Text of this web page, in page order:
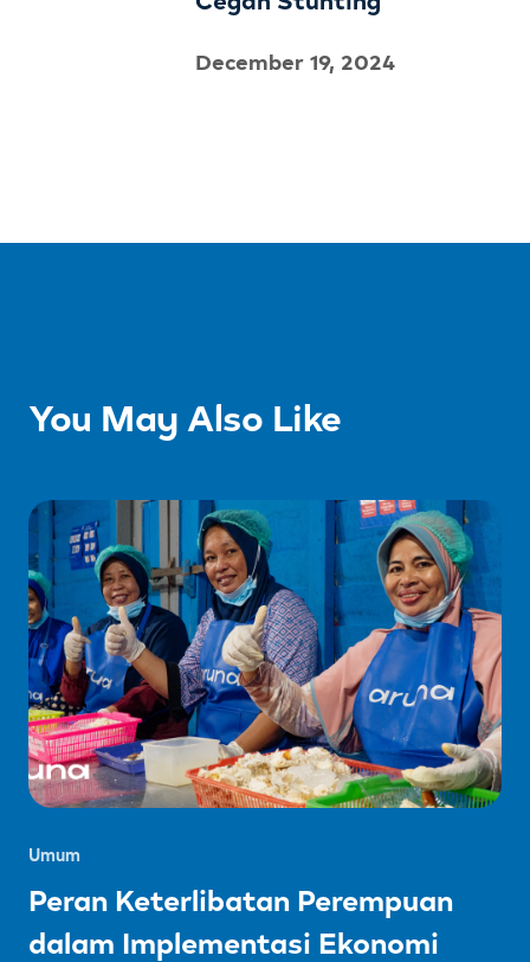
December 19, 2024
You May Also Like
Umum
Peran Keterlibatan Perempuan
dalam Implementasi Ekonomi